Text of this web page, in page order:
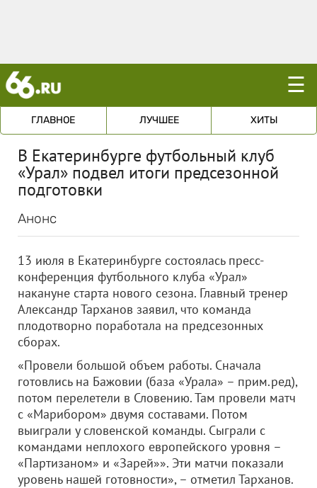
☰
ГЛАВНОЕ ЛУЧШЕЕ ХИТЫ
В Екатеринбурге футбольный клуб
«Урал» подвел итоги предсезонной
подготовки
Анонс
13 июля в Екатеринбурге состоялась пресс-
конференция футбольного клуба «Урал»
накануне старта нового сезона. Главный тренер
Александр Тарханов заявил, что команда
плодотворно поработала на предсезонных
сборах.
«Провели большой объем работы. Сначала
готовлись на Бажовии (база «Урала» – прим.ред),
потом перелетели в Словению. Там провели матч
с «Марибором» двумя составами. Потом
выиграли у словенской команды. Сыграли с
командами неплохого европейского уровня –
«Партизаном» и «Зарей»». Эти матчи показали
уровень нашей готовности», – отметил Тарханов.